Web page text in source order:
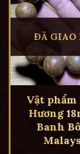
ĐÃ GIAO
Vật phẩm
Hương
Banh